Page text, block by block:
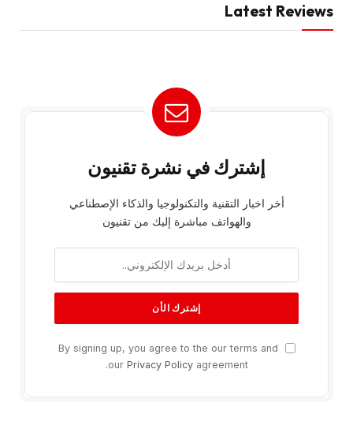
Latest Reviews
إشترك في نشرة تقنيون
أخر اخبار التقنية والتكنولوجيا والذكاء الإصطناعي
والهواتف مباشرة إليك من تقنيون
By signing up, you agree to the our terms and
our Privacy Policyagreement.